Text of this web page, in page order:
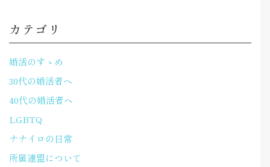
カテゴリ
婚活のすゝめ
30代の婚活者へ
40代の婚活者へ
LGBTQ
ナナイロの日常
所属連盟について